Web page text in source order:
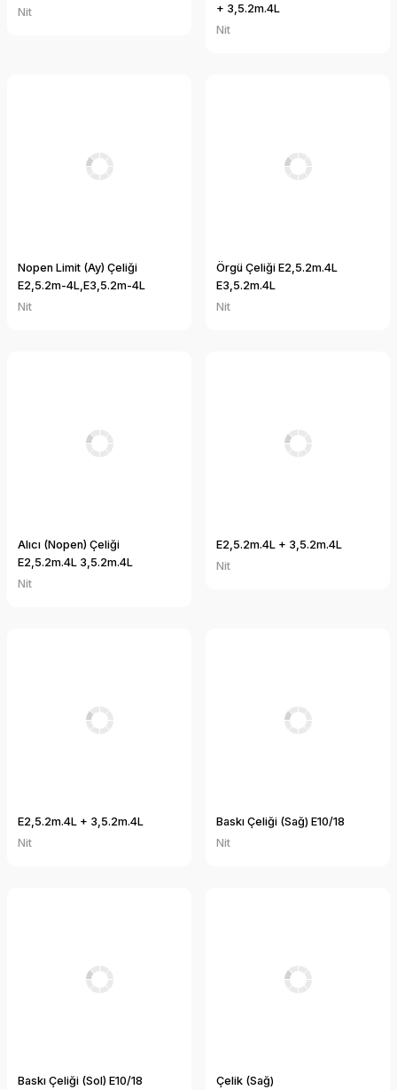
Nit
+ 3,5.2m.4L
Nit
Nopen Limit (Ay) Çeliği
E2,5.2m-4L,E3,5.2m-4L
Nit
Örgü Çeliği E2,5.2m.4L
E3,5.2m.4L
Nit
Alıcı (Nopen) Çeliği
E2,5.2m.4L 3,5.2m.4L
Nit
E2,5.2m.4L + 3,5.2m.4L
Nit
E2,5.2m.4L + 3,5.2m.4L
Nit
Baskı Çeliği (Sağ) E10/18
Nit
Baskı Çeliği (Sol) E10/18 Çelik (Sağ)